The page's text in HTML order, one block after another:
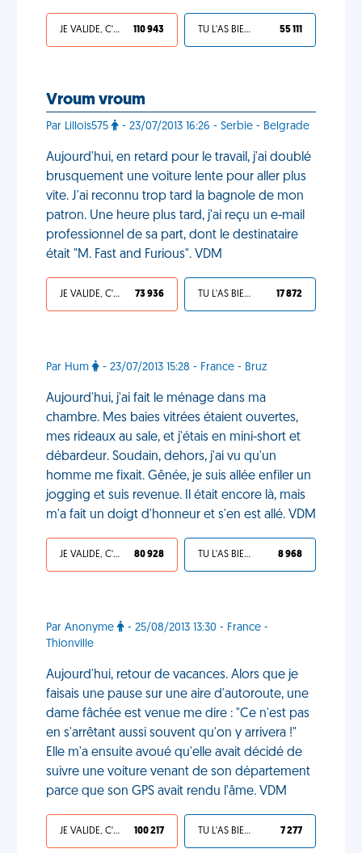
JE VALIDE, C'EST UNE VDM 110 943 TU L'AS BIEN MÉRITÉ 55 111
Vroum vroum
Par Lillois575 - 23/07/2013 16:26 - Serbie - Belgrade
Aujourd'hui, en retard pour le travail, j'ai doublé
brusquement une voiture lente pour aller plus
vite. J'ai reconnu trop tard la bagnole de mon
patron. Une heure plus tard, j'ai reçu un e-mail
professionnel de sa part, dont le destinataire
était "M. Fast and Furious". VDM
JE VALIDE, C'EST UNE VDM 73 936 TU L'AS BIEN MÉRITÉ 17 872
Par Hum - 23/07/2013 15:28 - France - Bruz
Aujourd'hui, j'ai fait le ménage dans ma
chambre. Mes baies vitrées étaient ouvertes,
mes rideaux au sale, et j'étais en mini-short et
débardeur. Soudain, dehors, j'ai vu qu'un
homme me fixait. Gênée, je suis allée enfiler un
jogging et suis revenue. Il était encore là, mais
m'a fait un doigt d'honneur et s'en est allé. VDM
JE VALIDE, C'EST UNE VDM 80 928 TU L'AS BIEN MÉRITÉ 8 968
Par Anonyme
- 25/08/2013 13:30 - France -
Thionville
Aujourd'hui, retour de vacances. Alors que je
faisais une pause sur une aire d'autoroute, une
dame fâchée est venue me dire : "Ce n'est pas
en s'arrêtant aussi souvent qu'on y arrivera !"
Elle m'a ensuite avoué qu'elle avait décidé de
suivre une voiture venant de son département
parce que son GPS avait rendu l'âme. VDM
JE VALIDE, C'EST UNE VDM 100 217 TU L'AS BIEN MÉRITÉ 7 277